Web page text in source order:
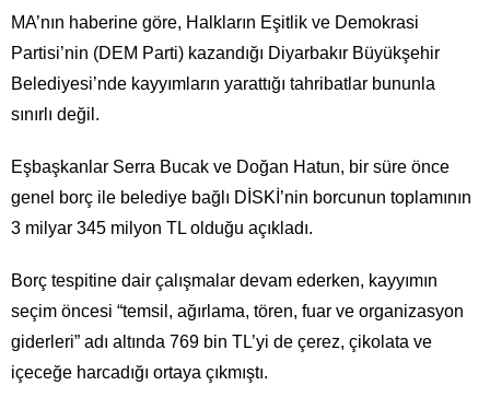
MA’nın haberine göre, Halkların Eşitlik ve Demokrasi
Partisi’nin (DEM Parti) kazandığı Diyarbakır Büyükşehir
Belediyesi’nde kayyımların yarattığı tahribatlar bununla
sınırlı değil.
Eşbaşkanlar Serra Bucak ve Doğan Hatun, bir süre önce
genel borç ile belediye bağlı DİSKİ’nin borcunun toplamının
3 milyar 345 milyon TL olduğu açıkladı.
Borç tespitine dair çalışmalar devam ederken, kayyımın
seçim öncesi “temsil, ağırlama, tören, fuar ve organizasyon
giderleri” adı altında 769 bin TL’yi de çerez, çikolata ve
içeceğe harcadığı ortaya çıkmıştı.